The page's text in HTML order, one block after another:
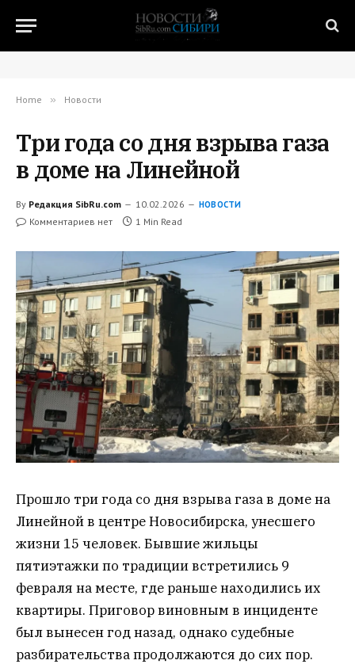
Home » Новости
Три года со дня взрыва газа
в доме на Линейной
By Редакция SibRu.com 10.02.2026 НОВОСТИ
Комментариев нет 1 Min Read
Прошло три года со дня взрыва газа в доме на
Линейной в центре Новосибирска, унесшего
жизни 15 человек. Бывшие жильцы
пятиэтажки по традиции встретились 9
февраля на месте, где раньше находились их
квартиры. Приговор виновным в инциденте
был вынесен год назад, однако судебные
разбирательства продолжаются до сих пор.